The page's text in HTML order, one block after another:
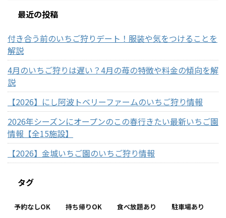
最近の投稿
付き合う前のいちご狩りデート！服装や気をつけることを
解説
4月のいちご狩りは遅い？4月の苺の特徴や料金の傾向を解
説
【2026】にし阿波トベリーファームのいちご狩り情報
2026年シーズンにオープンのこの春行きたい最新いちご園
情報【全15施設】
【2026】金城いちご園のいちご狩り情報
タグ
予約なしOK 持ち帰りOK 食べ放題あり 駐車場あり